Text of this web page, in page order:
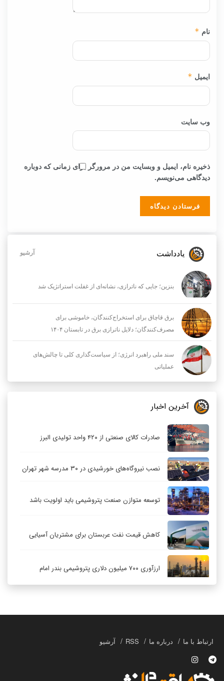
نام *
ایمیل *
وب‌ سایت
ذخیره نام، ایمیل و وبسایت من در مرورگر برای زمانی که دوباره
دیدگاهی می‌نویسم.
یادداشت آرشیو
بنزین؛ جایی که ناترازی، نشانه‌ای از غفلت استراتژیک شد
برق قاچاق برای استخراج‌کنندگان، خاموشی برای
مصرف‌کنندگان؛ دلایل ناترازی برق در تابستان ۱۴۰۴
سند ملی راهبرد انرژی؛ از سیاست‌گذاری کلی تا چالش‌های
عملیاتی
آخرین اخبار
صادرات کالای صنعتی از ۴۲۰ واحد تولیدی البرز
نصب نیروگاه‌های خورشیدی در ۳۰ مدرسه شهر تهران
توسعه متوازن صنعت پتروشیمی باید اولویت باشد
کاهش قیمت نفت عربستان برای مشتریان آسیایی
ارزآوری ۷۰۰ میلیون دلاری پتروشیمی بندر امام
ارتباط با ما درباره ما RSS آرشیو